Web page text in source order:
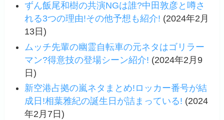
ずん飯尾和樹の共演NGは誰?中田敦彦と噂さ
れる3つの理由!その他予想も紹介! (2024年2月
13日)
ムッチ先輩の幽霊自転車の元ネタはゴリラー
マン?得意技の登場シーン紹介! (2024年2月9
日)
新空港占拠の嵐ネタまとめ!ロッカー番号が結
成日!相葉雅紀の誕生日が詰まっている! (2024
年2月7日)